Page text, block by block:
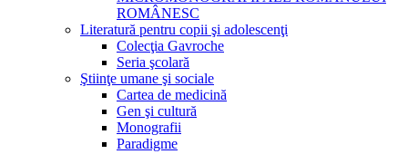
ROMÂNESC
Literatură pentru copii şi adolescenţi
Colecţia Gavroche
Seria şcolară
Ştiinţe umane şi sociale
Cartea de medicină
Gen şi cultură
Monografii
Paradigme